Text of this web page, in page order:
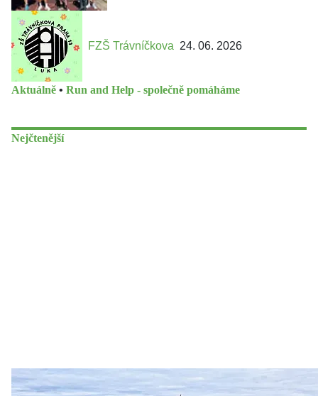
FZŠ Trávníčkova 24. 06. 2026
Aktuálně • Run and Help - společně pomáháme
Nejčtenější